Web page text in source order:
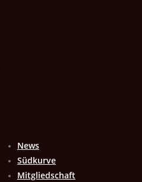
News
Südkurve
Mitgliedschaft